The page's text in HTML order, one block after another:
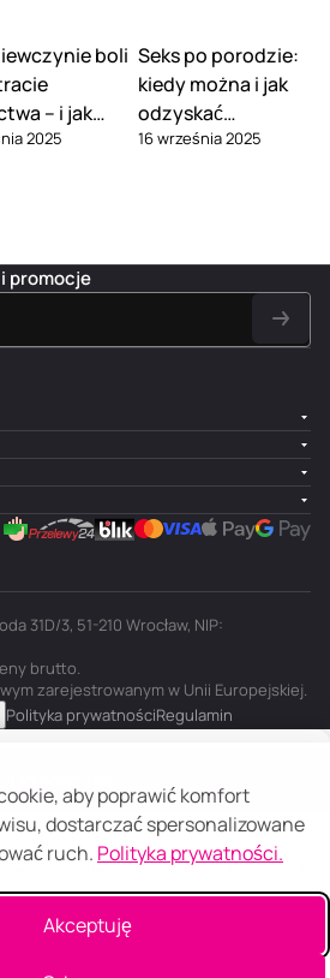
aby poprawić komfort
dostarczać spersonalizowane
ruch. Polityka prywatności.
Akceptuję
boli
– i jak
2025
Seks po porodzie:
kiedy można i jak
odzyskać
pożądanie
16 września 2025
Ulubione Panel klienta Porównanie
promocje
31D/3, 51-210 Wrocław, NIP:
brutto.
zarejestrowanym w Unii Europejskiej.
Polityka prywatnościRegulamin